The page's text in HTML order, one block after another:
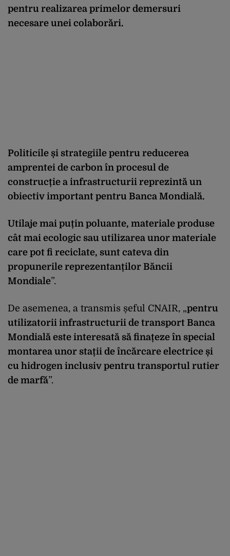
pentru realizarea primelor demersuri
necesare unei colaborări.
Politicile și strategiile pentru reducerea
amprentei de carbon în procesul de
construcție a infrastructurii reprezintă un
obiectiv important pentru Banca Mondială.
Utilaje mai puțin poluante, materiale produse
cât mai ecologic sau utilizarea unor materiale
care pot fi reciclate, sunt cateva din
propunerile reprezentanților Băncii
Mondiale”.
De asemenea, a transmis șeful CNAIR, „pentru
utilizatorii infrastructurii de transport Banca
Mondială este interesată să finațeze în special
montarea unor stații de încărcare electrice și
cu hidrogen inclusiv pentru transportul rutier
de marfă”.